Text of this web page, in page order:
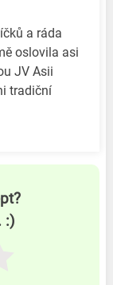
a ráda
oslovila asi
JV Asii
tradiční
:)